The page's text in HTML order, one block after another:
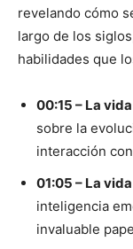
revelando cómo
largo de los
habilidades que
00:15 – La
sobre la
interacción
01:05 – La
inteligencia
invaluable